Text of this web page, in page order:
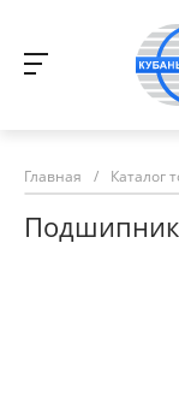
Главная / Каталог
Подшипник